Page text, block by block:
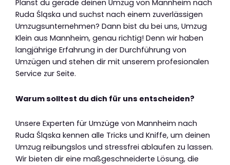
Planst du gerade deinen Umzug von Mannheim nach
Ruda Śląska und suchst nach einem zuverlässigen
Umzugsunternehmen? Dann bist du bei uns, Umzug
Klein aus Mannheim, genau richtig! Denn wir haben
langjährige Erfahrung in der Durchführung von
Umzügen und stehen dir mit unserem profesionalen
Service zur Seite.
Warum solltest du dich für uns entscheiden?
Unsere Experten für Umzüge von Mannheim nach
Ruda Śląska kennen alle Tricks und Kniffe, um deinen
Umzug reibungslos und stressfrei ablaufen zu lassen.
Wir bieten dir eine maßgeschneiderte Lösung, die